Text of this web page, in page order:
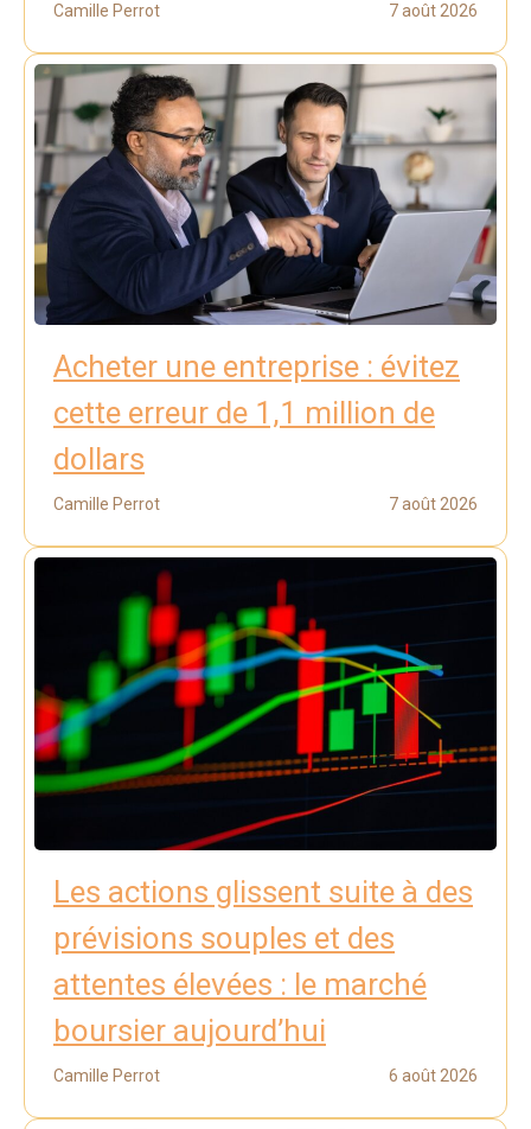
Camille Perrot 7 août 2026
Acheter une entreprise : évitez
cette erreur de 1,1 million de
dollars
Camille Perrot 7 août 2026
Les actions glissent suite à des
prévisions souples et des
attentes élevées : le marché
boursier aujourd’hui
Camille Perrot 6 août 2026